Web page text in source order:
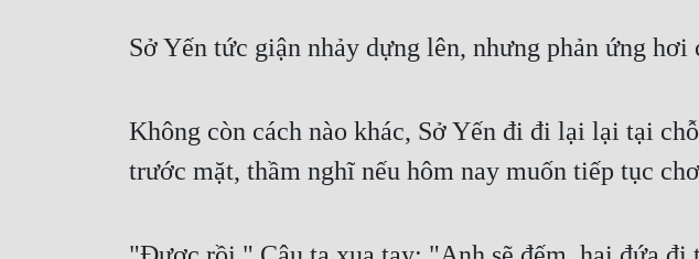
Sở Yến tức giận nhảy dựng lên, nhưng phản ứng hơi
Không còn cách nào khác, Sở Yến đi đi lại lại tại
trước mặt, thầm nghĩ nếu hôm nay muốn tiếp tục